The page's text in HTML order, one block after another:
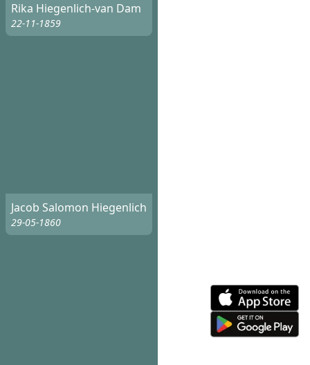
Rika Hiegenlich-van Dam
22-11-1859
Jacob Salomon Hiegenlich
29-05-1860